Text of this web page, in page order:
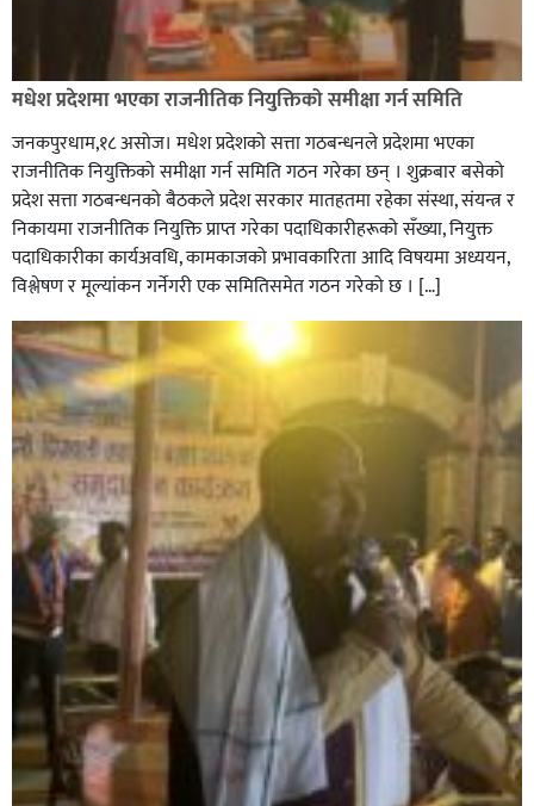
मधेश प्रदेशमा भएका राजनीतिक नियुक्तिको समीक्षा गर्न समिति
जनकपुरधाम,१८ असोज। मधेश प्रदेशको सत्ता गठबन्धनले प्रदेशमा भएका
राजनीतिक नियुक्तिको समीक्षा गर्न समिति गठन गरेका छन् । शुक्रबार बसेको
प्रदेश सत्ता गठबन्धनको बैठकले प्रदेश सरकार मातहतमा रहेका संस्था, संयन्त्र र
निकायमा राजनीतिक नियुक्ति प्राप्त गरेका पदाधिकारीहरूको सँख्या, नियुक्त
पदाधिकारीका कार्यअवधि, कामकाजको प्रभावकारिता आदि विषयमा अध्ययन,
विश्लेषण र मूल्यांकन गर्नेगरी एक समितिसमेत गठन गरेको छ । […]